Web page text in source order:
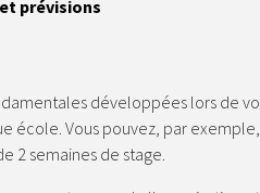
prévisions
développées lors de
école. Vous pouvez, par
2 semaines de stage.